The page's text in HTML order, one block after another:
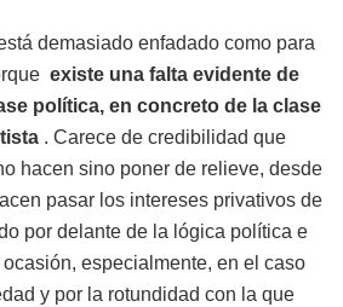
demasiado enfadado como para
existe una falta evidente de
política, en concreto de la clase
. Carece de credibilidad que
hacen sino poner de relieve, desde
pasar los intereses privativos de
por delante de la lógica política e
especialmente, en el caso
y por la rotundidad con la que